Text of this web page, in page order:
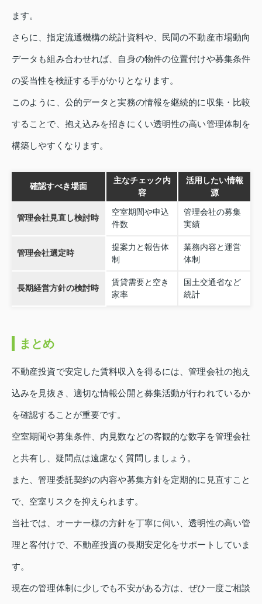
ます。
さらに、指定流通機構の統計資料や、民間の不動産市場動向
データも組み合わせれば、自身の物件の位置付けや募集条件
の妥当性を検証する手がかりとなります。
このように、公的データと実務の情報を継続的に収集・比較
することで、抱え込みを招きにくい透明性の高い管理体制を
構築しやすくなります。
確認すべき場面
主なチェック内
容
活用したい情報
源
管理会社見直し検討時
空室期間や申込
件数
管理会社の募集
実績
管理会社選定時
提案力と報告体
制
業務内容と運営
体制
長期経営方針の検討時
賃貸需要と空き
家率
国土交通省など
統計
まとめ
不動産投資で安定した賃料収入を得るには、管理会社の抱え
込みを見抜き、適切な情報公開と募集活動が行われているか
を確認することが重要です。
空室期間や募集条件、内見数などの客観的な数字を管理会社
と共有し、疑問点は遠慮なく質問しましょう。
また、管理委託契約の内容や募集方針を定期的に見直すこと
で、空室リスクを抑えられます。
当社では、オーナー様の方針を丁寧に伺い、透明性の高い管
理と客付けで、不動産投資の長期安定化をサポートしていま
す。
現在の管理体制に少しでも不安がある方は、ぜひ一度ご相談